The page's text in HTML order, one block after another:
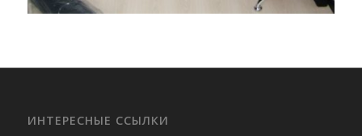
ИНТЕРЕСНЫЕ ССЫЛКИ